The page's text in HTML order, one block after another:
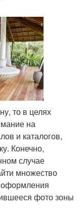
то в целях
на
и каталогов,
Конечно,
случае
множество
фото зоны